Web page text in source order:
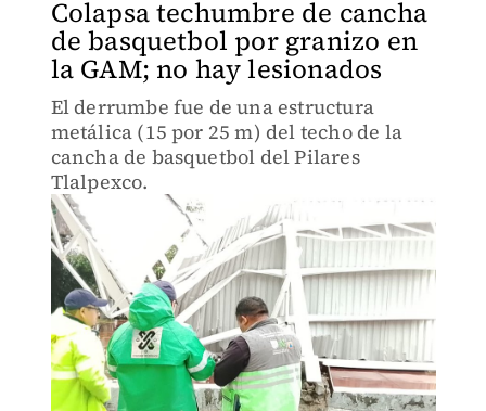
Colapsa techumbre de cancha
de basquetbol por granizo en
la GAM; no hay lesionados
El derrumbe fue de una estructura
metálica (15 por 25 m) del techo de la
cancha de basquetbol del Pilares
Tlalpexco.